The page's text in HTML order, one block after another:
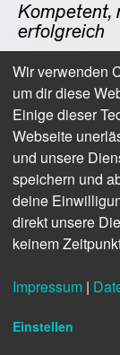
Kompetent,
erfolgreich
Wir verwenden
um dir diese
Einige dieser
Webseite
und unsere
speichern und
deine
direkt unsere
keinem
Impressum |
Einstellen